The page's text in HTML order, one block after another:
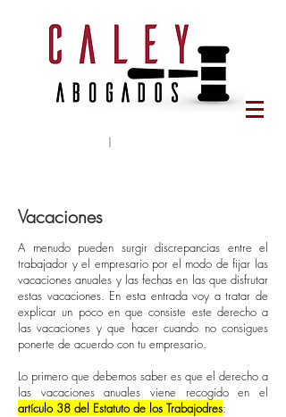
|
Vacaciones
A menudo pueden surgir discrepancias entre el
trabajador y el empresario por el modo de fijar las
vacaciones anuales y las fechas en las que disfrutar
estas vacaciones. En esta entrada voy a tratar de
explicar un poco en que consiste este derecho a
las vacaciones y que hacer cuando no consigues
ponerte de acuerdo con tu empresario.
Lo primero que debemos saber es que el derecho a
las vacacionesanuales viene recogido en el
artículo 38 del Estatuto de los Trabajodres: